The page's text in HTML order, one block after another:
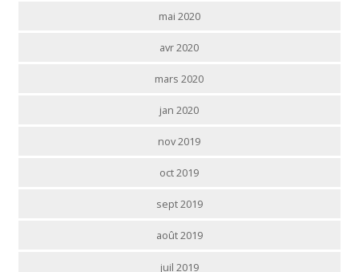
mai 2020
avr 2020
mars 2020
jan 2020
nov 2019
oct 2019
sept 2019
août 2019
juil 2019